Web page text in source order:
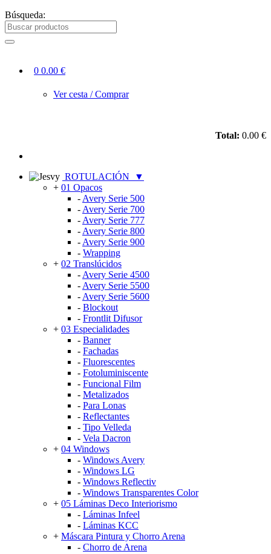
Búsqueda:
0 0.00 €
Ver cesta / Comprar
Total: 0.00 €
ROTULACIÓN
▼
+ 01 Opacos
- Avery Serie 500
- Avery Serie 700
- Avery Serie 777
- Avery Serie 800
- Avery Serie 900
- Wrapping
+ 02 Translúcidos
- Avery Serie 4500
- Avery Serie 5500
- Avery Serie 5600
- Blockout
- Frontlit Difusor
+ 03 Especialidades
- Banner
- Fachadas
- Fluorescentes
- Fotoluminiscente
- Funcional Film
- Metalizados
- Para Lonas
- Reflectantes
- Tipo Velleda
- Vela Dacron
+ 04 Windows
- Windows Avery
- Windows LG
- Windows Reflectiv
- Windows Transparentes Color
+ 05 Láminas Deco Interiorismo
- Láminas Infeel
- Láminas KCC
+ Máscara Pintura y Chorro Arena
- Chorro de Arena